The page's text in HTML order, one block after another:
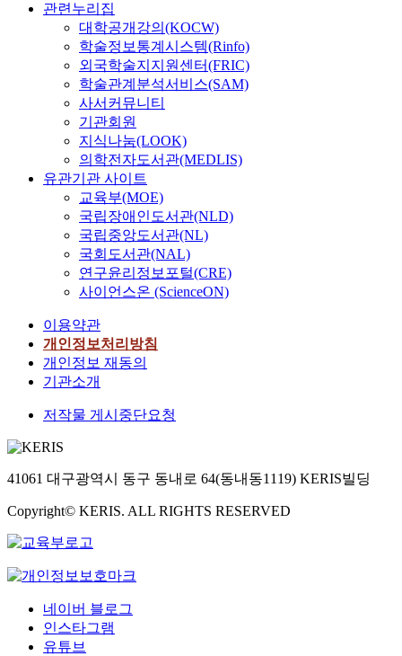
관련누리집
대학공개강의(KOCW)
학술정보통계시스템(Rinfo)
외국학술지지원센터(FRIC)
학술관계분석서비스(SAM)
사서커뮤니티
기관회원
지식나눔(LOOK)
의학전자도서관(MEDLIS)
유관기관 사이트
교육부(MOE)
국립장애인도서관(NLD)
국립중앙도서관(NL)
국회도서관(NAL)
연구윤리정보포털(CRE)
사이언스온 (ScienceON)
이용약관
개인정보처리방침
개인정보 재동의
기관소개
저작물 게시중단요청
41061 대구광역시 동구 동내로 64(동내동1119) KERIS빌딩
Copyright© KERIS. ALL RIGHTS RESERVED
네이버 블로그
인스타그램
유튜브